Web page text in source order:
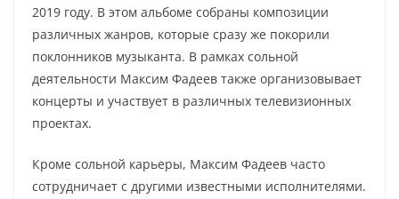
2019 году. В этом альбоме собраны композиции
различных жанров, которые сразу же покорили
поклонников музыканта. В рамках сольной
деятельности Максим Фадеев также организовывает
концерты и участвует в различных телевизионных
проектах.
Кроме сольной карьеры, Максим Фадеев часто
сотрудничает с другими известными исполнителями.